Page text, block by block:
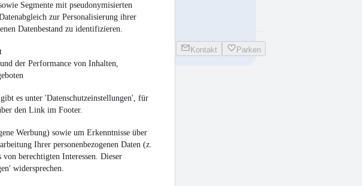
Segmente mit pseudonymisierten
zur Personalisierung ihrer
Datenbestand zu identifizieren.
der Performance von Inhalten,
es unter 'Datenschutzeinstellungen', für
den Link im Footer.
Werbung) sowie um Erkenntnisse über
Ihrer personenbezogenen Daten (z.
berechtigten Interessen. Dieser
widersprechen.
Kontakt Parken